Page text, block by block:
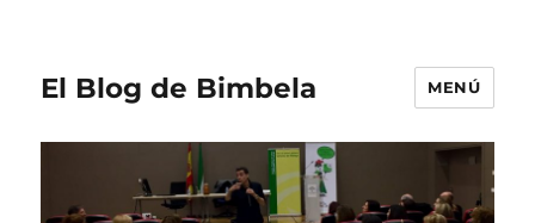
El Blog de Bimbela MENÚ